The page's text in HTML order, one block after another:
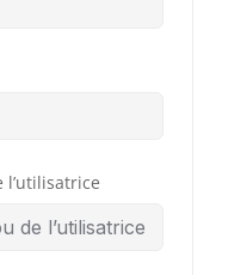
l’utilisatrice